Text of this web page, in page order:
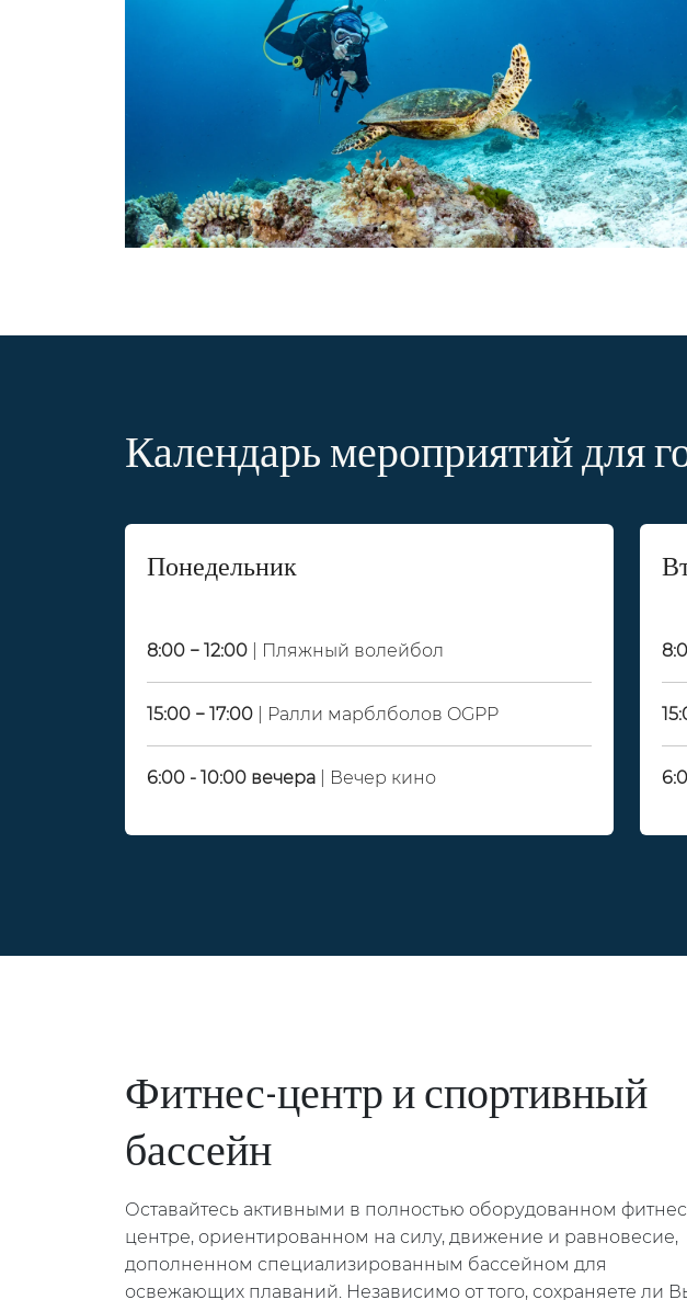
Календарь мероприятий для
Понедельник
8:00 − 12:00 | Пляжный волейбол
15:00 − 17:00 | Ралли марблболов OGPP
6:00 - 10:00 вечера | Вечер кино
Фитнес-центр и спортивный
бассейн
Оставайтесь активными в полностью оборудованном
центре, ориентированном на силу, движение и равновесие,
дополненном специализированным бассейном для
освежающих плаваний. Независимо от того, сохраняете ли